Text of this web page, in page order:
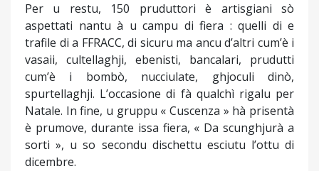
Per u restu, 150 pruduttori è artisgiani sò
aspettati nantu à u campu di fiera : quelli di e
trafile di a FFRACC, di sicuru ma ancu d’altri cum’è i
vasaii, cultellaghji, ebenisti, bancalari, prudutti
cum’è i bombò, nucciulate, ghjoculi dinò,
spurtellaghji. L’occasione di fà qualchì rigalu per
Natale. In fine, u gruppu « Cuscenza » hà prisentà
è prumove, durante issa fiera, « Da scunghjurà a
sorti », u so secondu dischettu esciutu l’ottu di
dicembre.